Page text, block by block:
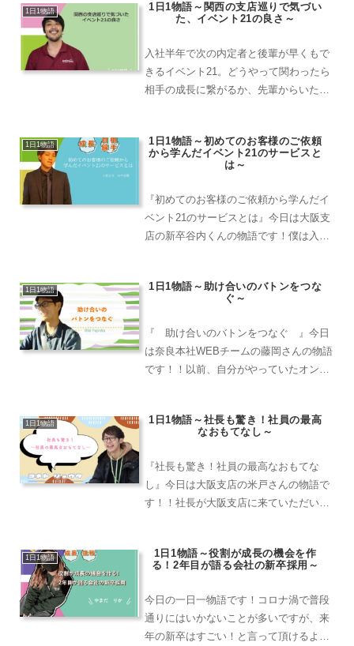
ント派遣のバイトをしていた時・・・結
1日1物語
1日1物語～関西の支店巡りで気づい
た、イベント21の良さ～
入社半年で次の内定者と後輩が早くもで
きるイベント21。どうやって関わったら
相手の成長に繋がるか、先輩からいただ
1日1物語
1日1物語～初めてのお客様のご依頼
から学んだイベント21のサービスと
は～
『初めてのお客様のご依頼から学んだイ
ベント21のサービスとは』今日は大阪支
店の新卒谷内くんの物語です！僕は入社
あり電話対応の練習もしていきました
が、入社してから初めて...
1日1物語
1日1物語～助け合いのバトンをつな
ぐ～
『 助け合いのバトンをつなぐ 』今日
は奈良本社WEBチームの藤岡さんの物語
です！！以前、自分がやっていたオンラ
した！自分が他の業務で手が回っていな
1日1物語
1日1物語～社長も驚き！社員の最高
なおもてなし～
『社長も驚き！社員の最高なおもてな
し』今日は大阪支店の米戸さんの物語で
す！！社長が大阪支店に来ていただいた
載されたことがありました！社長は大阪
1日1物語
1日1物語～役割が成長の機会を作
る！2年目が語る会社の新卒採用～
今日の一日一物語です！コロナ渦で普段
通りにはいかないことが多いですが、来
年の新卒はすごい！と言って頂けるよう